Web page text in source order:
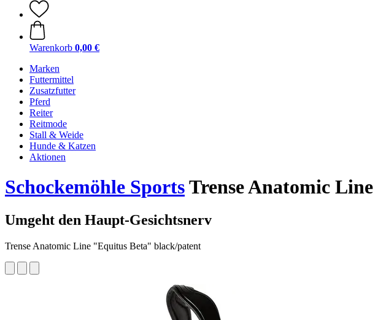
Warenkorb 0,00 €
Marken
Futtermittel
Zusatzfutter
Pferd
Reiter
Reitmode
Stall & Weide
Hunde & Katzen
Aktionen
Schockemöhle SportsTrense Anatomic
Umgeht den Haupt-Gesichtsnerv
Trense Anatomic Line "Equitus Beta" black/patent